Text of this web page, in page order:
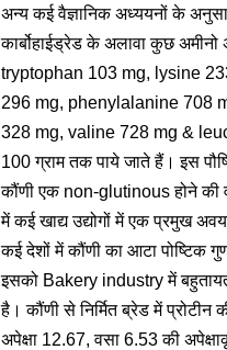
अन्य कई वैज्ञानिक अध्ययनों के
कार्बोहाईड्रेड के अलावा कुछ
tryptophan 103 mg, lysine
296 mg, phenylalanine 708
328 mg, valine 728 mg &
100 ग्राम तक पाये जाते हैं। इस
कौंणी एक non-glutinous होने
में कई खाद्य उद्योगों में एक प्रमुख
कई देशों में कौंणी का आटा पोष्टिक
इसको Bakery industry में बहुतायत
है। कौंणी से निर्मित ब्रेड में प्रोटीन
अपेक्षा 12.67, वसा 6.53 की